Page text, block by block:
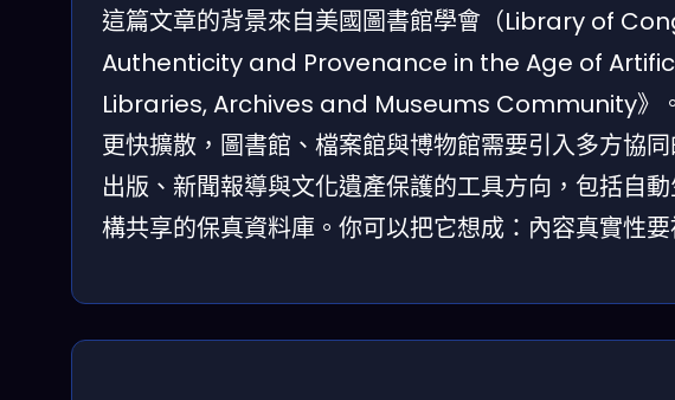
這篇文章的背景來自美國圖書館學會（Library of
Authenticity and Provenance in the Age of
Libraries, Archives and Museums Community》。
更快擴散，圖書館、檔案館與博物館需要引入多方協
出版、新聞報導與文化遺產保護的工具方向，包括自
構共享的保真資料庫。你可以把它想成：內容真實性